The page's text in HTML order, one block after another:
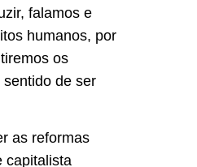
falamos e
humanos, por
os
de ser
as reformas
capitalista